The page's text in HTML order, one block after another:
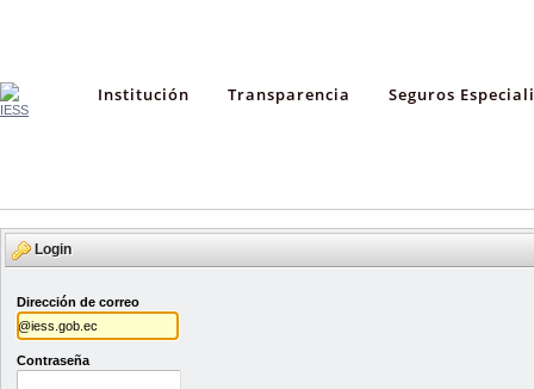
Institución Transparencia Seguros
Login
Dirección de correo
Contraseña